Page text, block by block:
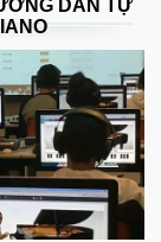
DẪN TỰ